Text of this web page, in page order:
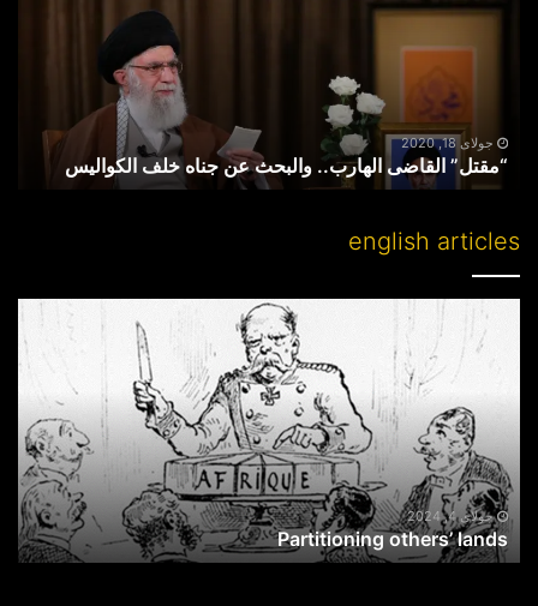
والبحث
جولای 18, 2020
“مقتل” القاضی الهارب.. والبحث عن جناه خلف الکوالیس
english articles
others’
جولای 4, 2024
Partitioning others’ lands